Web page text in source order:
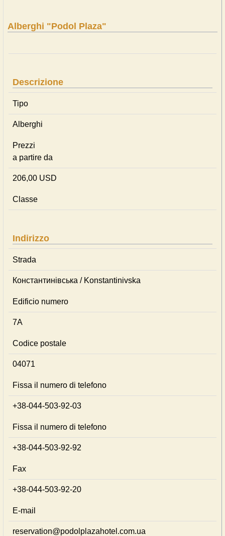
Alberghi "Podol Plaza"
Descrizione
Tipo
Alberghi
Prezzi
a partire da
206,00 USD
Classe
Indirizzo
Strada
Константинівська / Konstantinivska
Edificio numero
7А
Codice postale
04071
Fissa il numero di telefono
+38-044-503-92-03
Fissa il numero di telefono
+38-044-503-92-92
Fax
+38-044-503-92-20
E-mail
reservation@podolplazahotel.com.ua